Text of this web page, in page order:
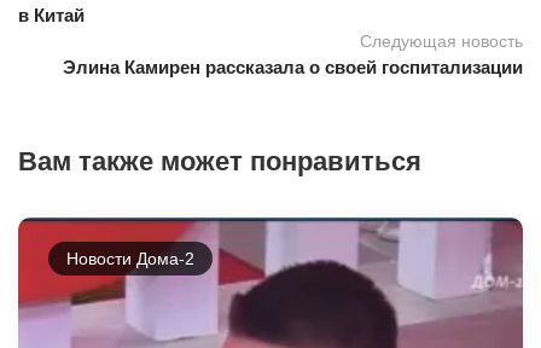
в Китай
Следующая новость
Элина Камирен рассказала о своей госпитализации
Вам также может понравиться
Новости Дома-2